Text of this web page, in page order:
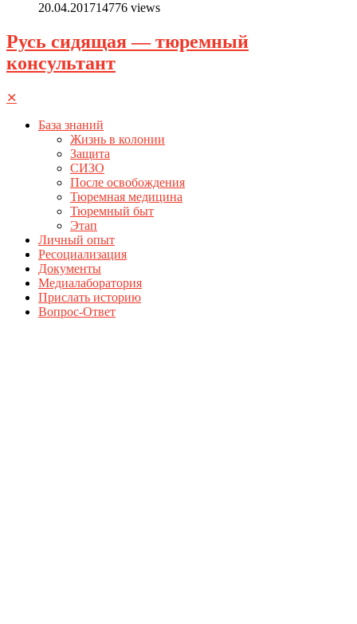
20.04.201714776 views
Русь сидящая — тюремный
консультант
✕
База знаний
Жизнь в колонии
Защита
СИЗО
После освобождения
Тюремная медицина
Тюремный быт
Этап
Личный опыт
Ресоциализация
Документы
Медиалаборатория
Прислать историю
Вопрос-Ответ